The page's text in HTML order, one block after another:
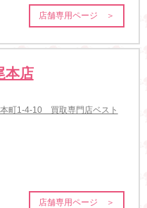
店舗専用ページ ＞
本店
町1-4-10 買取専門店ベスト
店舗専用ページ ＞